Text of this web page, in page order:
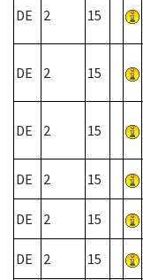
DE 2 15
DE 2 15
DE 2 15
DE 2 15
DE 2 15
DE 2 15